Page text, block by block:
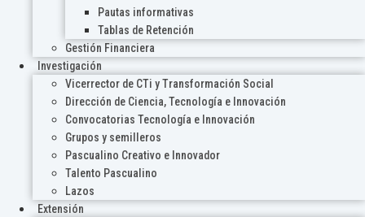
Pautas informativas
Tablas de Retención
Gestión Financiera
Investigación
Vicerrector de CTi y Transformación Social
Dirección de Ciencia, Tecnología e Innovación
Convocatorias Tecnología e Innovación
Grupos y semilleros
Pascualino Creativo e Innovador
Talento Pascualino
Lazos
Extensión